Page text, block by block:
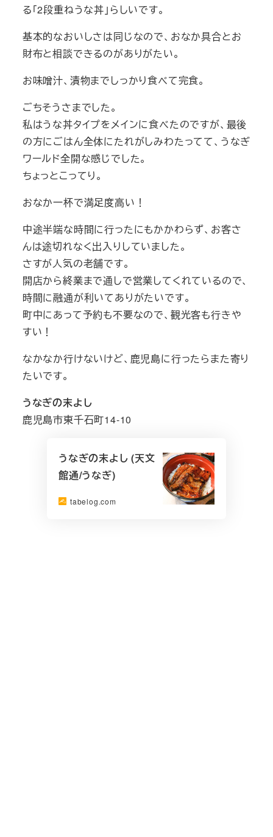
る「2段重ねうな丼」らしいです。
基本的なおいしさは同じなので、おなか具合とお
財布と相談できるのがありがたい。
お味噌汁、漬物までしっかり食べて完食。
ごちそうさまでした。
私はうな丼タイプをメインに食べたのですが、最後
の方にごはん全体にたれがしみわたってて、うなぎ
ワールド全開な感じでした。
ちょっとこってり。
おなか一杯で満足度高い！
中途半端な時間に行ったにもかかわらず、お客さ
んは途切れなく出入りしていました。
さすが人気の老舗です。
開店から終業まで通しで営業してくれているので、
時間に融通が利いてありがたいです。
町中にあって予約も不要なので、観光客も行きや
すい！
なかなか行けないけど、鹿児島に行ったらまた寄り
たいです。
うなぎの末よし
鹿児島市東千石町14-10
うなぎの末よし (天文
館通/うなぎ)
tabelog.com